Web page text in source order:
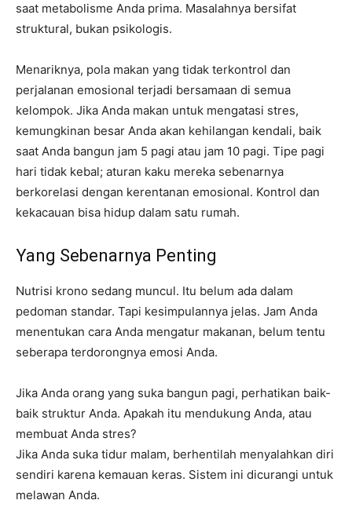
saat metabolisme Anda prima. Masalahnya bersifat
struktural, bukan psikologis.
Menariknya, pola makan yang tidak terkontrol dan
perjalanan emosional terjadi bersamaan di semua
kelompok. Jika Anda makan untuk mengatasi stres,
kemungkinan besar Anda akan kehilangan kendali, baik
saat Anda bangun jam 5 pagi atau jam 10 pagi. Tipe pagi
hari tidak kebal; aturan kaku mereka sebenarnya
berkorelasi dengan kerentanan emosional. Kontrol dan
kekacauan bisa hidup dalam satu rumah.
Yang Sebenarnya Penting
Nutrisi krono sedang muncul. Itu belum ada dalam
pedoman standar. Tapi kesimpulannya jelas. Jam Anda
menentukan cara Anda mengatur makanan, belum tentu
seberapa terdorongnya emosi Anda.
Jika Anda orang yang suka bangun pagi, perhatikan baik-
baik struktur Anda. Apakah itu mendukung Anda, atau
membuat Anda stres?
Jika Anda suka tidur malam, berhentilah menyalahkan diri
sendiri karena kemauan keras. Sistem ini dicurangi untuk
melawan Anda.